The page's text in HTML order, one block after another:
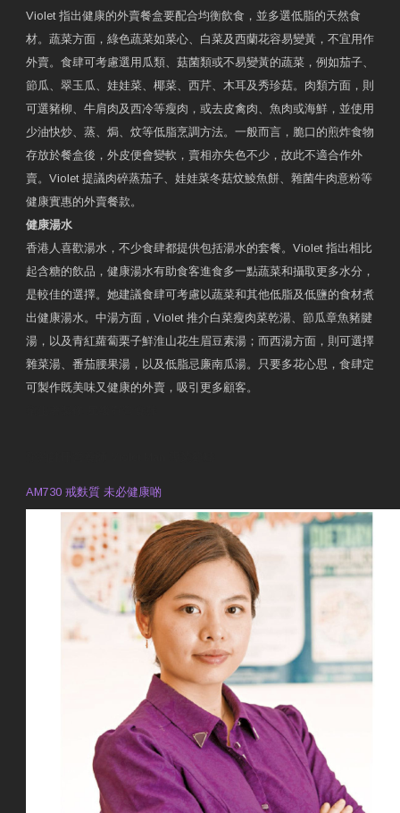
Violet 指出健康的外賣餐盒要配合均衡飲食，並多選低脂的天然食
材。蔬菜方面，綠色蔬菜如菜心、白菜及西蘭花容易變黃，不宜用作
外賣。食肆可考慮選用瓜類、菇菌類或不易變黃的蔬菜，例如茄子、
節瓜、翠玉瓜、娃娃菜、椰菜、西芹、木耳及秀珍菇。肉類方面，則
可選豬柳、牛肩肉及西冷等瘦肉，或去皮禽肉、魚肉或海鮮，並使用
少油快炒、蒸、焗、炆等低脂烹調方法。一般而言，脆口的煎炸食物
存放於餐盒後，外皮便會變軟，賣相亦失色不少，故此不適合作外
賣。Violet 提議肉碎蒸茄子、娃娃菜冬菇炆鯪魚餅、雜菌牛肉意粉等
健康實惠的外賣餐款。
健康湯水
香港人喜歡湯水，不少食肆都提供包括湯水的套餐。Violet 指出相比
起含糖的飲品，健康湯水有助食客進食多一點蔬菜和攝取更多水分，
是較佳的選擇。她建議食肆可考慮以蔬菜和其他低脂及低鹽的食材煮
出健康湯水。中湯方面，Violet 推介白菜瘦肉菜乾湯、節瓜章魚豬腱
湯，以及青紅蘿蔔栗子鮮淮山花生眉豆素湯；而西湯方面，則可選擇
雜菜湯、番茄腰果湯，以及低脂忌廉南瓜湯。只要多花心思，食肆定
可製作既美味又健康的外賣，吸引更多顧客。
AM730 戒麩質 未必健康啲